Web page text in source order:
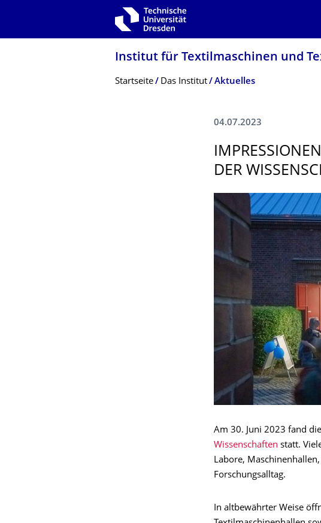
Zur Hauptnavigation springen
Institut für Textilmaschinen und
Breadcrumb-Menü
Startseite Das Institut Aktuelles
04.07.2023
DER
Am 30. Juni 2023 fand
Wissenschaften statt.
Labore,
Forschungsalltag.
In altbewährter Weise